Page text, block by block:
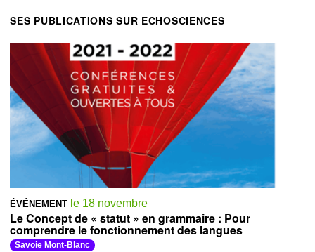
SES PUBLICATIONS SUR ECHOSCIENCES
ÉVÉNEMENT le 18 novembre
Le Concept de « statut » en grammaire : Pour
comprendre le fonctionnement des langues
Savoie Mont-Blanc